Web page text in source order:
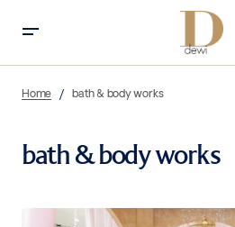
Home bath & body works
bath & body works